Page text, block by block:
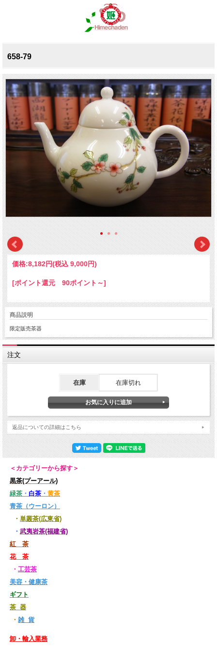
658-79
価格:8,182円(税込 9,000円)
[ポイント還元 90ポイント～]
商品説明
限定販売茶器
注文
在庫 在庫切れ
返品についての詳細はこちら
＜カテゴリーから探す＞
黒茶(プーアール)
緑茶 ・ 白茶 ・ 黄茶
青茶（ウーロン）
・ 単叢茶(広東省)
・ 武夷岩茶(福建省)
紅 茶
花 茶
・ 工芸茶
美容・健康茶
ギフト
茶 器
・ 雑 貨
卸・輸入業務